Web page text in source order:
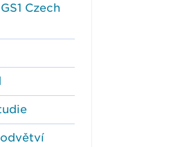
Czech